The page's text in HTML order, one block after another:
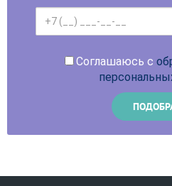
Соглашаюсь с